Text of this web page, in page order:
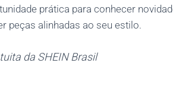
prática para conhecer
peças alinhadas ao seu estilo.
da SHEIN Brasil